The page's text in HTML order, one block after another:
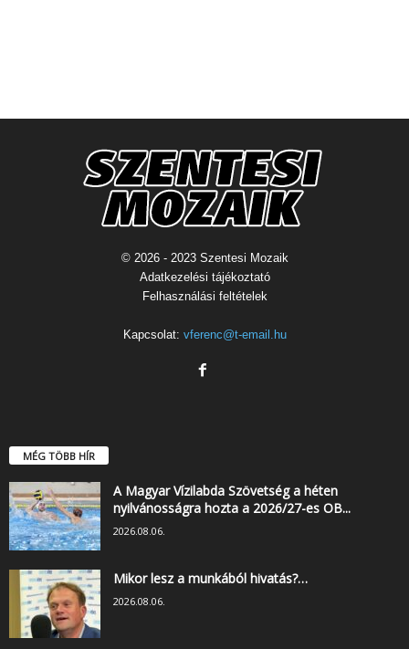
© 2026 - 2023 Szentesi Mozaik
Adatkezelési tájékoztató
Felhasználási feltételek
Kapcsolat: vferenc@t-email.hu
MÉG TÖBB HÍR
A Magyar Vízilabda Szövetség a héten
nyilvánosságra hozta a 2026/27-es OB...
2026.08.06.
Mikor lesz a munkából hivatás?…
2026.08.06.